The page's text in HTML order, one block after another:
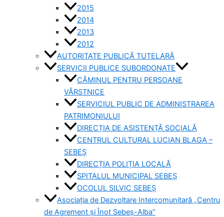
2015
2014
2013
2012
AUTORITATE PUBLICĂ TUTELARĂ
SERVICII PUBLICE SUBORDONATE
CĂMINUL PENTRU PERSOANE
VÂRSTNICE
SERVICIUL PUBLIC DE ADMINISTRAREA
PATRIMONIULUI
DIRECȚIA DE ASISTENȚĂ SOCIALĂ
CENTRUL CULTURAL LUCIAN BLAGA –
SEBEȘ
DIRECȚIA POLIȚIA LOCALĂ
SPITALUL MUNICIPAL SEBEȘ
OCOLUL SILVIC SEBEȘ
Asociația de Dezvoltare Intercomunitară „Centru
de Agrement și Înot Sebeș-Alba”